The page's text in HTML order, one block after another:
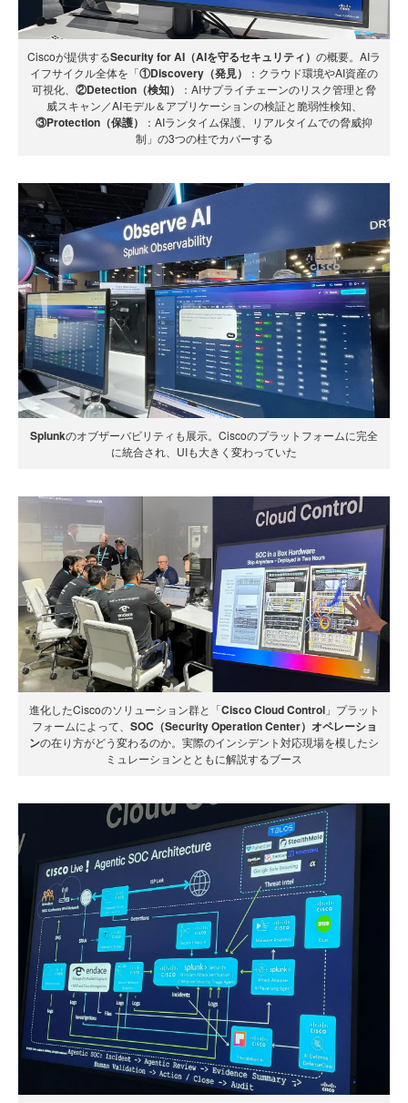
Ciscoが提供するSecurity for AI（AIを守るセキュリティ） の概要。AIラ
イフサイクル全体を「①Discovery（発見）
：クラウド環境やAI資産の
可視化、 ②Detection（検知）
：AIサプライチェーンのリスク管理と脅
威スキャン／AIモデル＆アプリケーションの検証と脆弱性検知、
③Protection（保護）
：AIランタイム保護、リアルタイムでの脅威抑
制」の3つの柱でカバーする
Splunkのオブザーバビリティも展示。Ciscoのプラットフォームに完全
に統合され、UIも大きく変わっていた
進化したCiscoのソリューション群と「Cisco Cloud Control」プラット
フォームによって、 SOC（Security Operation Center）オペレーショ
ンの在り方がどう変わるのか。実際のインシデント対応現場を模したシ
ミュレーションとともに解説するブース